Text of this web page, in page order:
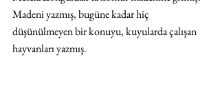
Madeni yazmış, bugüne kadar hiç
düşünülmeyen bir konuyu, kuyularda çalışan
hayvanları yazmış.